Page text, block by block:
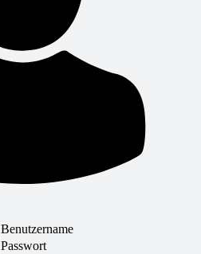
Benutzername
Passwort